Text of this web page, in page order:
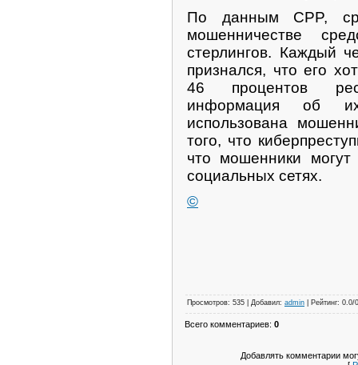
По данным CPP,
мошенничестве
стерлингов. Каждый
признался, что его
46 процентов
информация об
использована
того, что
что мошенники
социальных сетях.
©
Просмотров: 535 | Добавил: admin | Рейтинг:
Всего комментариев: 0
Добавлять комментарии